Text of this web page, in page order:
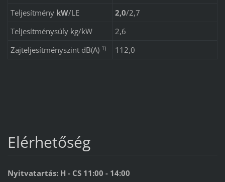
Teljesítmény kW/LE 2,0/2,7
Teljesítménysúly kg/kW
2,6
Zajteljesítményszint dB(A) 1) 112,0
Elérhetőség
Nyitvatartás: H - CS 11:00 - 14:00